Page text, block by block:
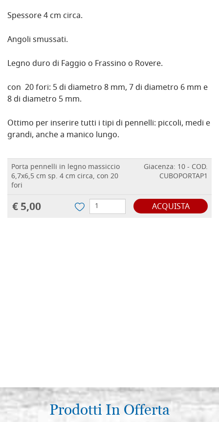
Spessore 4 cm circa.
Angoli smussati.
Legno duro di Faggio o Frassino o Rovere.
con 20 fori: 5 di diametro 8 mm, 7 di diametro 6 mm e
8 di diametro 5 mm.
Ottimo per inserire tutti i tipi di pennelli: piccoli, medi e
grandi, anche a manico lungo.
Porta pennelli in legno massiccio
6,7x6,5 cm sp. 4 cm circa, con 20
fori
Giacenza: 10 - COD.
CUBOPORTAP1
€ 5,00 ACQUISTA
Prodotti In Offerta